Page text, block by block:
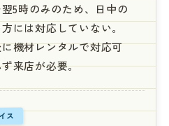
5時のみのため、日中の
には対応していない。
機材レンタルで対応可
来店が必要。
ス